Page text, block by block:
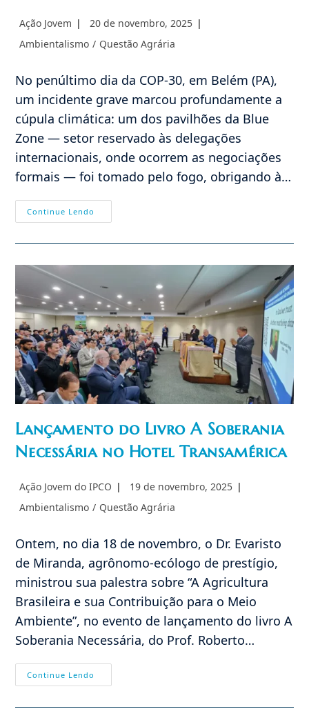
Autor
post:
Ação Jovem
Post
20 de novembro, 2025
Categoria
Ambientalismo / Questão Agrária
No penúltimo dia da COP-30, em Belém (PA),
um incidente grave marcou profundamente a
cúpula climática: um dos pavilhões da Blue
Zone — setor reservado às delegações
internacionais, onde ocorrem as negociações
formais — foi tomado pelo fogo, obrigando à…
Continue Lendo
Na
30:
De
Barro
Lançamento do Livro A Soberania
Necessária no Hotel Transamérica
Autor
post:
Ação Jovem do IPCO
Post
19 de novembro, 2025
Categoria
Ambientalismo / Questão Agrária
Ontem, no dia 18 de novembro, o Dr. Evaristo
de Miranda, agrônomo-ecólogo de prestígio,
ministrou sua palestra sobre “A Agricultura
Brasileira e sua Contribuição para o Meio
Ambiente”, no evento de lançamento do livro A
Soberania Necessária, do Prof. Roberto…
Continue Lendo
Do